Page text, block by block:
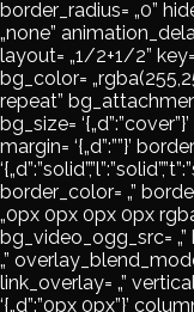
border_radius= „0”
„none”
layout= „1/2+1/2”
bg_color=
repeat”
bg_size=
margin= ‘{„d”:””}’
border_color= „”
„0px 0px 0px 0px
bg_video_ogg_src=
„”
link_overlay= „”
‘{„d”:”0px 0px”}’